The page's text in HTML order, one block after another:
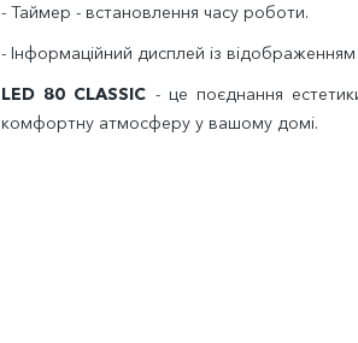
- Таймер - встановлення часу роботи.
- Інформаційний дисплей із
LED 80 CLASSIC - це поєднання
комфортну атмосферу у вашому домі.